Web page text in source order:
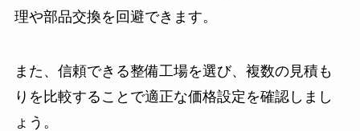
理や部品交換を回避できます。
また、信頼できる整備工場を選び、複数の見積も
りを比較することで適正な価格設定を確認しまし
ょう。